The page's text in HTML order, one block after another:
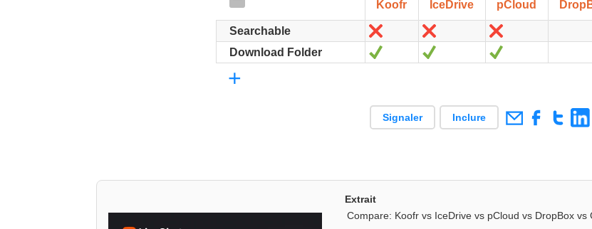
Koofr IceDrive pCloud
Searchable
Download Folder
+
Signaler Inclure
Extrait
Compare: Koofr vs IceDrive vs pCloud vs DropBox vs